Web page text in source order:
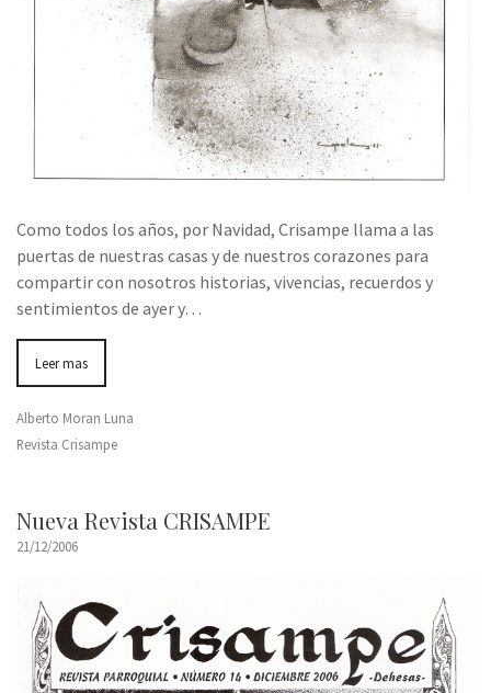
Como todos los años, por Navidad, Crisampe llama a las
puertas de nuestras casas y de nuestros corazones para
compartir con nosotros historias, vivencias, recuerdos y
sentimientos de ayer y…
Leer mas
Alberto Moran Luna
Revista Crisampe
Nueva Revista CRISAMPE
21/12/2006